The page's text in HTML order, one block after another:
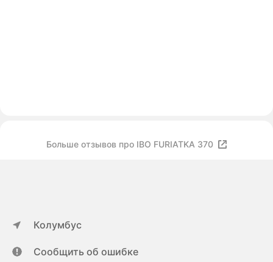
Больше отзывов про IBO FURIATKA 370
Колумбус
Сообщить об ошибке